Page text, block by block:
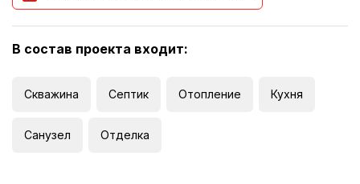
В состав проекта входит:
Скважина Септик Отопление Кухня
Санузел Отделка